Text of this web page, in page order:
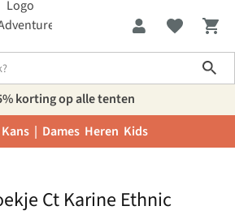
korting op alle tenten
| Dames Heren Kids
Ct Karine Ethnic